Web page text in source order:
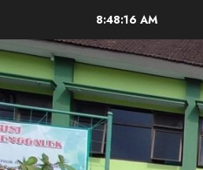
content
8:48:16 AM